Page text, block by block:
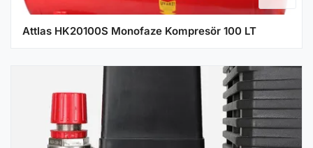
Attlas HK20100S Monofaze Kompresör 100 LT